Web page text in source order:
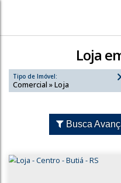
Loja
Tipo de Imóvel:
Comercial » Loja
Busca